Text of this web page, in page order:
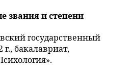
звания и степени
государственный
г., бакалавриат,